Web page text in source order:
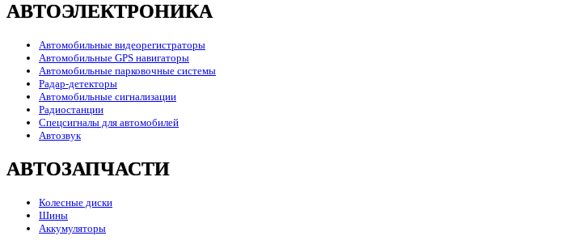
АВТОЭЛЕКТРОНИКА
Автомобильные видеорегистраторы
Автомобильные GPS навигаторы
Автомобильные парковочные системы
Радар-детекторы
Автомобильные сигнализации
Радиостанции
Спецсигналы для автомобилей
Автозвук
АВТОЗАПЧАСТИ
Колесные диски
Шины
Аккумуляторы